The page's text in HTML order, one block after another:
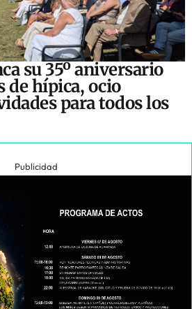
su 35º aniversario
de hípica, ocio
para todos los
Publicidad